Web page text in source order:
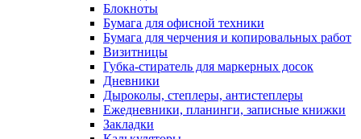
Блокноты
Бумага для офисной техники
Бумага для черчения и копировальных работ
Визитницы
Губка-стиратель для маркерных досок
Дневники
Дыроколы, степлеры, антистеплеры
Ежедневники, планинги, записные книжки
Закладки